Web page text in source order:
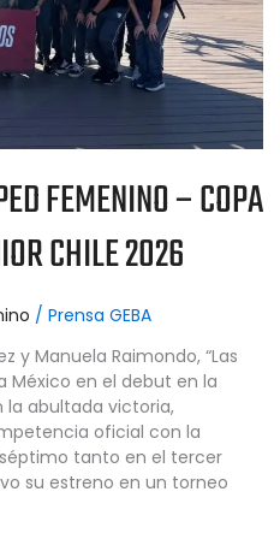
FEMENINO – COPA
CHILE 2026
/ Prensa GEBA
y Manuela Raimondo, “Las
México en el debut en la
la abultada victoria,
oficial con la
tanto en el tercer
su estreno en un torneo